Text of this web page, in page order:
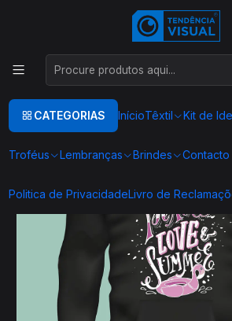
CATEGORIAS InícioTêxtil Kit de
Troféus Lembranças Brindes Contacto
Politica de PrivacidadeLivro de
Este é o texto do slideLer